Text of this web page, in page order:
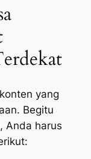
yang
Begitu
Anda harus